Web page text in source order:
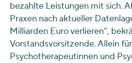
bezahlte Leistungen mit sich.
Praxen nach aktueller
Milliarden Euro verlieren“,
Vorstandsvorsitzende. Allein
Psychotherapeutinnen und